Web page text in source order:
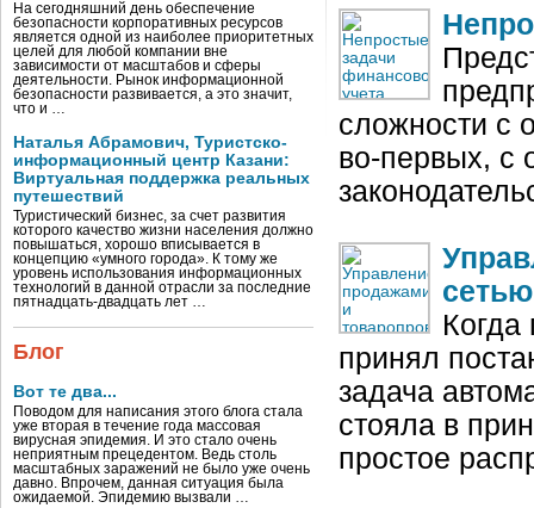
На сегодняшний день обеспечение
безопасности корпоративных ресурсов
является одной из наиболее приоритетных
целей для любой компании вне
зависимости от масштабов и сферы
деятельности. Рынок информационной
безопасности развивается, а это значит,
что и …
Наталья Абрамович, Туристско-
информационный центр Казани:
Виртуальная поддержка реальных
путешествий
Туристический бизнес, за счет развития
которого качество жизни населения должно
повышаться, хорошо вписывается в
концепцию «умного города». К тому же
уровень использования информационных
технологий в данной отрасли за последние
пятнадцать-двадцать лет …
Блог
Вот те два...
Поводом для написания этого блога стала
уже вторая в течение года массовая
вирусная эпидемия. И это стало очень
неприятным прецедентом. Ведь столь
масштабных заражений не было уже очень
давно. Впрочем, данная ситуация была
ожидаемой. Эпидемию вызвали …
сложности с
во‑первых, с
сетью
принял
задача
стояла в
простое